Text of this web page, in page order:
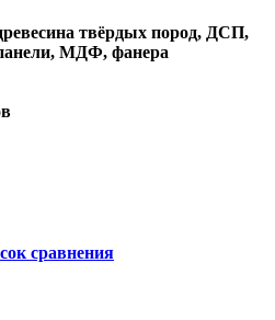
твёрдых пород, ДСП,
МДФ, фанера
сравнения